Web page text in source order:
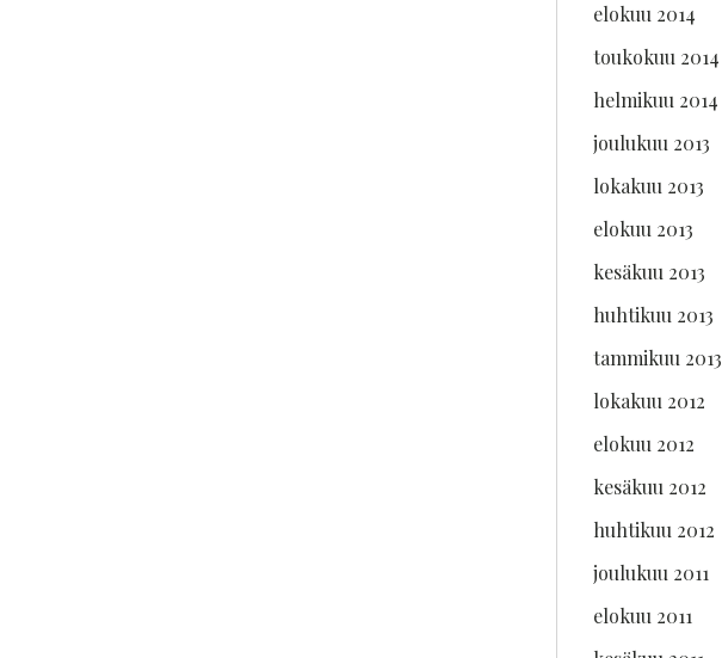
elokuu 2014
toukokuu 2014
helmikuu 2014
joulukuu 2013
lokakuu 2013
elokuu 2013
kesäkuu 2013
huhtikuu 2013
tammikuu 2013
lokakuu 2012
elokuu 2012
kesäkuu 2012
huhtikuu 2012
joulukuu 2011
elokuu 2011